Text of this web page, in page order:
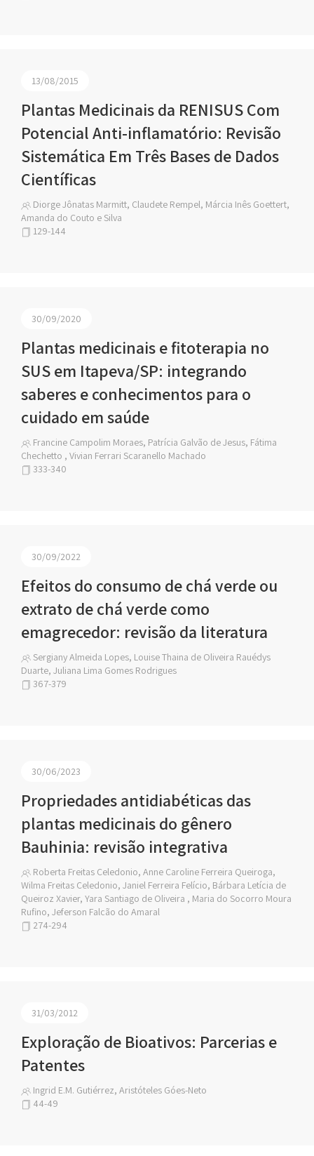
13/08/2015
Plantas Medicinais da RENISUS Com
Potencial Anti-inflamatório: Revisão
Sistemática Em Três Bases de Dados
Científicas
Diorge Jônatas Marmitt, Claudete Rempel, Márcia Inês Goettert,
Amanda do Couto e Silva
129-144
30/09/2020
Plantas medicinais e fitoterapia no
SUS em Itapeva/SP: integrando
saberes e conhecimentos para o
cuidado em saúde
Francine Campolim Moraes, Patrícia Galvão de Jesus, Fátima
Chechetto , Vivian Ferrari Scaranello Machado
333-340
30/09/2022
Efeitos do consumo de chá verde ou
extrato de chá verde como
emagrecedor: revisão da literatura
Sergiany Almeida Lopes, Louise Thaina de Oliveira Rauédys
Duarte, Juliana Lima Gomes Rodrigues
367-379
30/06/2023
Propriedades antidiabéticas das
plantas medicinais do gênero
Bauhinia: revisão integrativa
Roberta Freitas Celedonio, Anne Caroline Ferreira Queiroga,
Wilma Freitas Celedonio, Janiel Ferreira Felício, Bárbara Letícia de
Queiroz Xavier, Yara Santiago de Oliveira , Maria do Socorro Moura
Rufino, Jeferson Falcão do Amaral
274-294
31/03/2012
Exploração de Bioativos: Parcerias e
Patentes
Ingrid E.M. Gutiérrez, Aristóteles Góes-Neto
44-49